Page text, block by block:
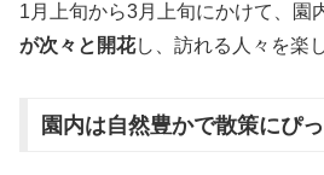
1月上旬から3月上旬にかけて、園
が次々と開花し、訪れる人々を楽
園内は自然豊かで散策にぴ